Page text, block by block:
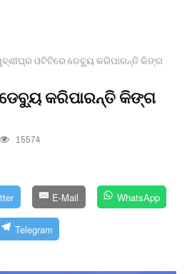
ଓଟିଟିରେ ଡେବ୍ୟୁ କରିପାରନ୍ତି କିଙ୍ଗ
କରିପାରନ୍ତି କିଙ୍ଗ
15574
E-Mail WhatsApp
Telegram